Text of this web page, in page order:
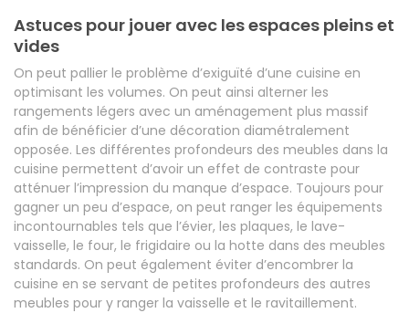
Astuces pour jouer avec les espaces pleins et
vides
On peut pallier le problème d’exiguïté d’une cuisine en
optimisant les volumes. On peut ainsi alterner les
rangements légers avec un aménagement plus massif
afin de bénéficier d’une décoration diamétralement
opposée. Les différentes profondeurs des meubles dans la
cuisine permettent d’avoir un effet de contraste pour
atténuer l’impression du manque d’espace. Toujours pour
gagner un peu d’espace, on peut ranger les équipements
incontournables tels que l’évier, les plaques, le lave-
vaisselle, le four, le frigidaire ou la hotte dans des meubles
standards. On peut également éviter d’encombrer la
cuisine en se servant de petites profondeurs des autres
meubles pour y ranger la vaisselle et le ravitaillement.